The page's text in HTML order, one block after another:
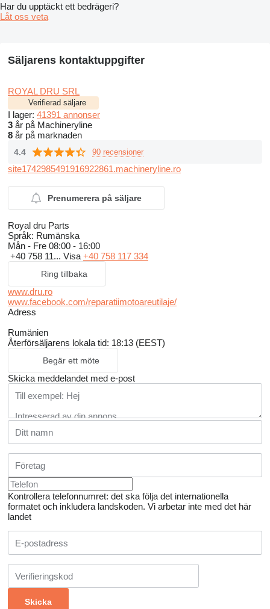
Har du upptäckt ett bedrägeri?
Låt oss veta
Säljarens kontaktuppgifter
ROYAL DRU SRL
Verifierad säljare
I lager: 41391 annonser
3 år på Machineryline
8 år på marknaden
4.4 90 recensioner
site1742985491916922861.machineryline.ro
Prenumerera på säljare
Royal dru Parts
Språk: Rumänska
Mån - Fre 08:00 - 16:00
+40 758 11... Visa +40 758 117 334
Ring tillbaka
www.dru.ro
www.facebook.com/reparatiimotoareutilaje/
Adress
Rumänien
Återförsäljarens lokala tid: 18:13 (EEST)
Begär ett möte
Skicka meddelandet med e-post
Kontrollera telefonnumret: det ska följa det internationella
formatet och inkludera landskoden. Vi arbetar inte med det här
landet